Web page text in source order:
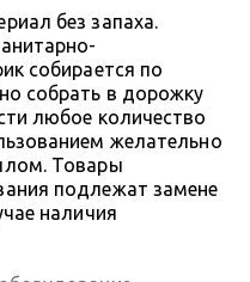
без запаха.
собирается по
собрать в дорожку
любое количество
желательно
Товары
подлежат замене
наличия